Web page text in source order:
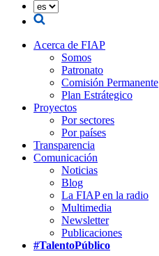
Acerca de FIAP
Somos
Patronato
Comisión Permanente
Plan Estrátegico
Proyectos
Por sectores
Por países
Transparencia
Comunicación
Noticias
Blog
La FIAP en la radio
Multimedia
Newsletter
Publicaciones
#TalentoPúblico